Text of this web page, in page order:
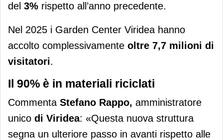
del 3% rispetto all’anno precedente.
Nel 2025 i Garden Center Viridea hanno
accolto complessivamente oltre 7,7 milioni di
visitatori.
Il 90% è in materiali riciclati
Commenta Stefano Rappo, amministratore
unico di Viridea: «Questa nuova struttura
segna un ulteriore passo in avanti rispetto alle